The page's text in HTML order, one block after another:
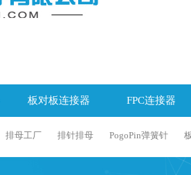
板对板连接器 FPC连接器
排母工厂 排针排母 PogoPin弹簧针